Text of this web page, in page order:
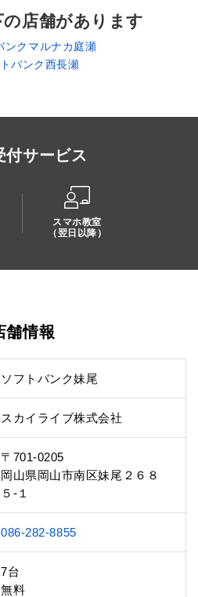
店舗があります
ンクマルナカ庭瀬
バンク西長瀬
付サービス
スマホ教室
（翌日以降）
舗情報
ソフトバンク妹尾
スカイライブ株式会社
〒701-0205
岡山県岡山市南区妹尾２６８
５‐１
086-282-8855
7台
無料